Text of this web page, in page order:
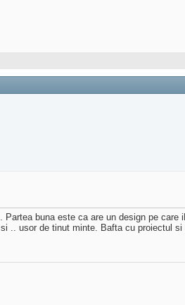
buna este ca are un design pe
.. usor de tinut minte. Bafta cu proiectul